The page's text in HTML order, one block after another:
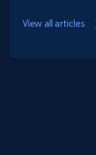
View all articles